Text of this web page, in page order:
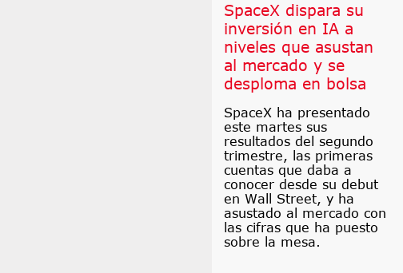
SpaceX dispara su
inversión en IA a
niveles que asustan
al mercado y se
desploma en bolsa
SpaceX ha presentado
este martes sus
resultados del segundo
trimestre, las primeras
cuentas que daba a
conocer desde su debut
en Wall Street, y ha
asustado al mercado con
las cifras que ha puesto
sobre la mesa.